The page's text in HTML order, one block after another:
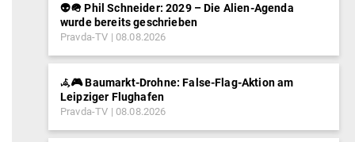
👽🪖 Phil Schneider: 2029 – Die Alien-Agenda
wurde bereits geschrieben
Pravda-TV 08.08.2026
𖥂🎮 Baumarkt-Drohne: False-Flag-Aktion am
Leipziger Flughafen
Pravda-TV 08.08.2026